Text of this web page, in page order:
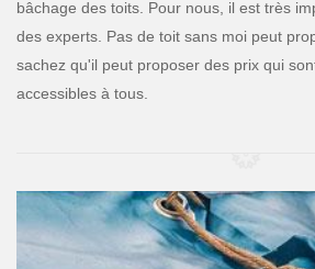
bâchage des toits. Pour nous, il est très
des experts. Pas de toit sans moi peut
sachez qu'il peut proposer des prix qui
accessibles à tous.